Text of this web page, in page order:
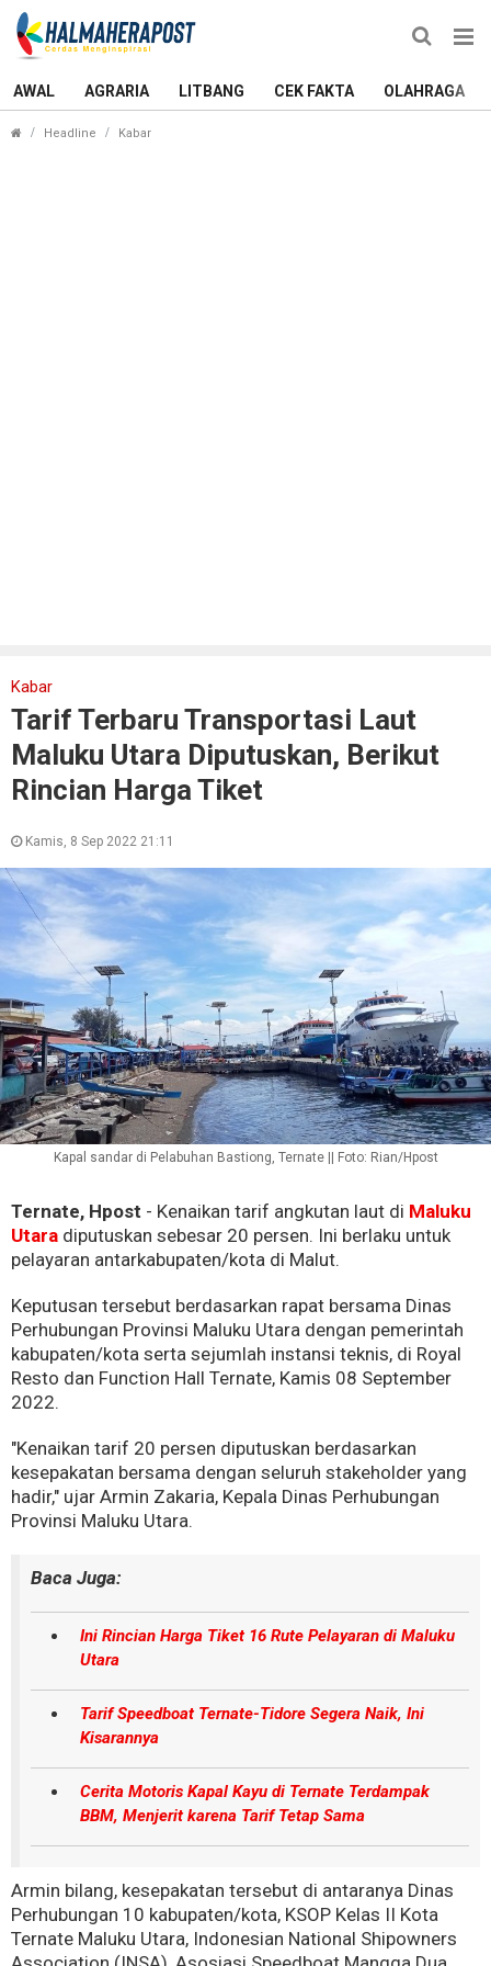
AWAL AGRARIA LITBANG CEK FAKTA OLAHRAGA
Headline Kabar
Kabar
Tarif Terbaru Transportasi Laut
Maluku Utara Diputuskan, Berikut
Rincian Harga Tiket
Kamis, 8 Sep 2022 21:11
Kapal sandar di Pelabuhan Bastiong, Ternate || Foto: Rian/Hpost
Ternate, Hpost - Kenaikan tarif angkutan laut di Maluku
Utara diputuskan sebesar 20 persen. Ini berlaku untuk
pelayaran antarkabupaten/kota di Malut.
Keputusan tersebut berdasarkan rapat bersama Dinas
Perhubungan Provinsi Maluku Utara dengan pemerintah
kabupaten/kota serta sejumlah instansi teknis, di Royal
Resto dan Function Hall Ternate, Kamis 08 September
2022.
"Kenaikan tarif 20 persen diputuskan berdasarkan
kesepakatan bersama dengan seluruh stakeholder yang
hadir," ujar Armin Zakaria, Kepala Dinas Perhubungan
Provinsi Maluku Utara.
Baca Juga:
Ini Rincian Harga Tiket 16 Rute Pelayaran di Maluku
Utara
Tarif Speedboat Ternate-Tidore Segera Naik, Ini
Kisarannya
Cerita Motoris Kapal Kayu di Ternate Terdampak
BBM, Menjerit karena Tarif Tetap Sama
Armin bilang, kesepakatan tersebut di antaranya Dinas
Perhubungan 10 kabupaten/kota, KSOP Kelas II Kota
Ternate Maluku Utara, Indonesian National Shipowners